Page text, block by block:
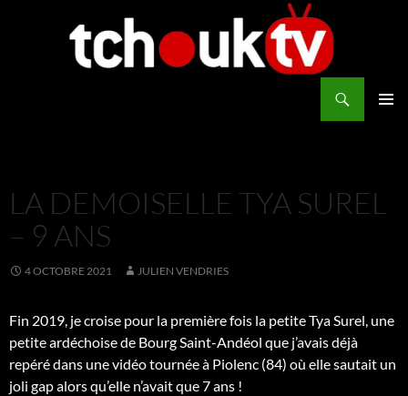
LA DEMOISELLE TYA SUREL
– 9 ANS
4 OCTOBRE 2021 JULIEN VENDRIES
Fin 2019, je croise pour la première fois la petite Tya Surel, une
petite ardéchoise de Bourg Saint-Andéol que j’avais déjà
repéré dans une vidéo tournée à Piolenc (84) où elle sautait un
joli gap alors qu’elle n’avait que 7 ans !